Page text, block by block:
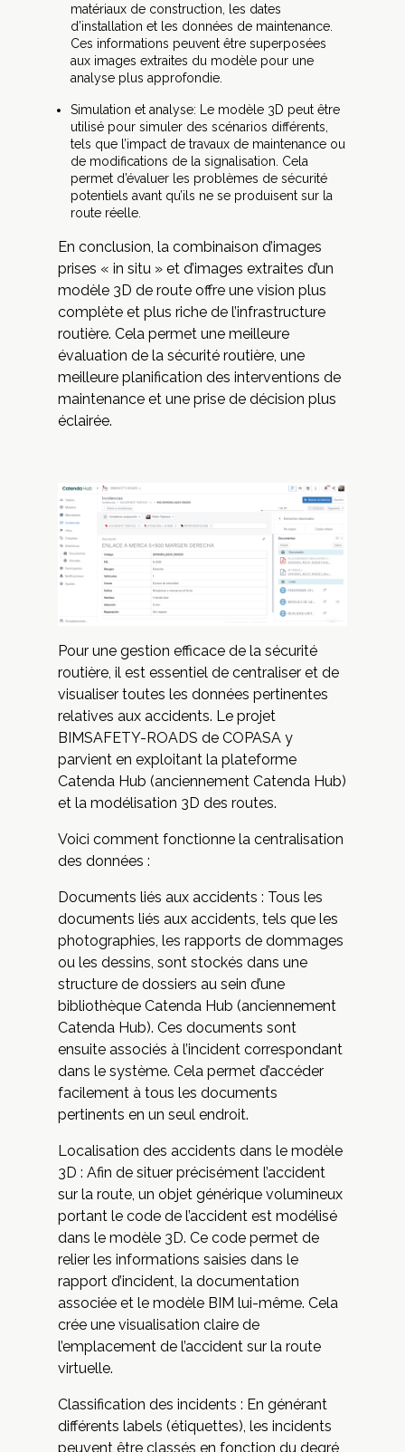
matériaux de construction, les dates
d’installation et les données de maintenance.
Ces informations peuvent être superposées
aux images extraites du modèle pour une
analyse plus approfondie.
Simulation et analyse: Le modèle 3D peut être
utilisé pour simuler des scénarios différents,
tels que l’impact de travaux de maintenance ou
de modifications de la signalisation. Cela
permet d’évaluer les problèmes de sécurité
potentiels avant qu’ils ne se produisent sur la
route réelle.
En conclusion, la combinaison d’images
prises « in situ » et d’images extraites d’un
modèle 3D de route offre une vision plus
complète et plus riche de l’infrastructure
routière. Cela permet une meilleure
évaluation de la sécurité routière, une
meilleure planification des interventions de
maintenance et une prise de décision plus
éclairée.
Pour une gestion efficace de la sécurité
routière, il est essentiel de centraliser et de
visualiser toutes les données pertinentes
relatives aux accidents. Le projet
BIMSAFETY-ROADS de COPASA y
parvient en exploitant la plateforme
Catenda Hub (anciennement Catenda Hub)
et la modélisation 3D des routes.
Voici comment fonctionne la centralisation
des données :
Documents liés aux accidents : Tous les
documents liés aux accidents, tels que les
photographies, les rapports de dommages
ou les dessins, sont stockés dans une
structure de dossiers au sein d’une
bibliothèque Catenda Hub (anciennement
Catenda Hub). Ces documents sont
ensuite associés à l’incident correspondant
dans le système. Cela permet d’accéder
facilement à tous les documents
pertinents en un seul endroit.
Localisation des accidents dans le modèle
3D : Afin de situer précisément l’accident
sur la route, un objet générique volumineux
portant le code de l’accident est modélisé
dans le modèle 3D. Ce code permet de
relier les informations saisies dans le
rapport d’incident, la documentation
associée et le modèle BIM lui-même. Cela
crée une visualisation claire de
l’emplacement de l’accident sur la route
virtuelle.
Classification des incidents : En générant
différents labels (étiquettes), les incidents
peuvent être classés en fonction du degré